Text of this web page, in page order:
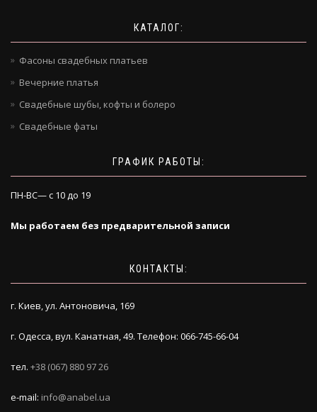
КАТАЛОГ:
Фасоны свадебных платьев
Вечерние платья
Свадебные шубы, кофты и болеро
Свадебные фаты
ГРАФИК РАБОТЫ:
ПН-ВС— с 10 до 19
Мы работаем без предварительной записи
КОНТАКТЫ:
г. Киев, ул. Антоновича, 169
г. Одесса, вул. Канатная, 49. Телефон: 066-745-66-04
тел. +38 (067) 880 97 26
e-mail: info@anabel.ua